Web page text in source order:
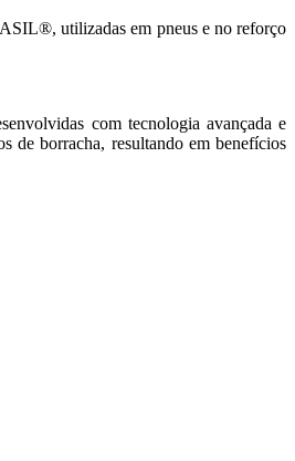
utilizadas em pneus e no reforço
com tecnologia avançada e
de borracha, resultando em benefícios